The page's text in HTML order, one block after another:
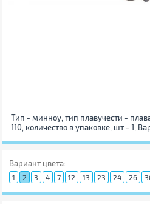
Тип - минноу, тип плавучести -
110, количество в упаковке, шт - 1,
Вариант цвета:
1 2 3 4 7 12 13 23 24 26